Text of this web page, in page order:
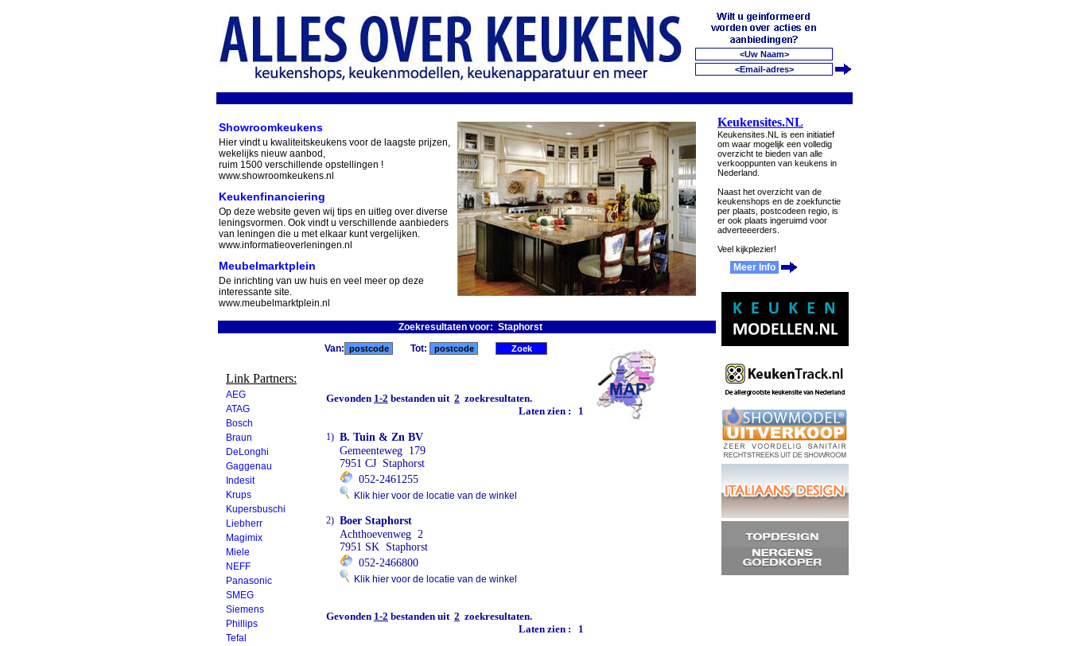
Showroomkeukens
Hier vindt u kwaliteitskeukens voor de laagste prijzen,
wekelijks nieuw aanbod,
ruim 1500 verschillende opstellingen !
www.showroomkeukens.nl
Keukenfinanciering
Op deze website geven wij tips en uitleg over diverse
leningsvormen. Ook vindt u verschillende aanbieders
van leningen die u met elkaar kunt vergelijken.
www.informatieoverleningen.nl
Meubelmarktplein
De inrichting van uw huis en veel meer op deze
interessante site.
www.meubelmarktplein.nl
Zoekresultaten voor: Staphorst
Link Partners:
AEG
ATAG
Bosch
Braun
DeLonghi
Gaggenau
Indesit
Krups
Kupersbuschi
Liebherr
Magimix
Miele
NEFF
Panasonic
SMEG
Siemens
Phillips
Tefal
Van: Tot:
Gevonden 1-2 bestanden uit 2 zoekresultaten.
Laten zien :
1
1) B. Tuin & Zn BV
Gemeenteweg 179
7951 CJ Staphorst
052-2461255
Klik hier voor de locatie van de winkel
2) Boer Staphorst
Achthoevenweg 2
7951 SK Staphorst
052-2466800
Klik hier voor de locatie van de winkel
Gevonden 1-2 bestanden uit 2 zoekresultaten.
Laten zien :
1
Keukensites.NL
Keukensites.NL is een initiatief
om waar mogelijk een volledig
overzicht te bieden van alle
verkooppunten van keukens in
Nederland.
Naast het overzicht van de
keukenshops en de zoekfunctie
per plaats, postcodeen regio, is
er ook plaats ingeruimd voor
adverteeerders.
Veel kijkplezier!
Meer Info